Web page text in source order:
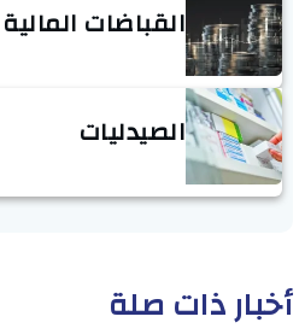
القباضات المالية
الصيدليات
أخبار ذات صلة